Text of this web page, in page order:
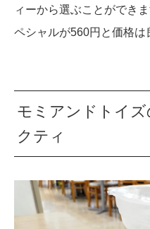
ィーから選ぶことができ
ペシャルが560円と価格は
モミアンドトイ
クティ